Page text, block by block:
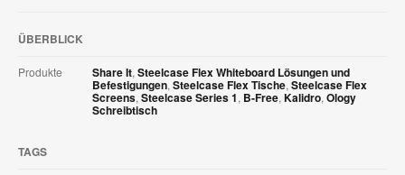
ÜBERBLICK
Produkte Share It, Steelcase Flex Whiteboard Lösungen und
Befestigungen, Steelcase Flex Tische, Steelcase Flex
Screens, Steelcase Series 1, B-Free, Kalidro, Ology
Schreibtisch
TAGS